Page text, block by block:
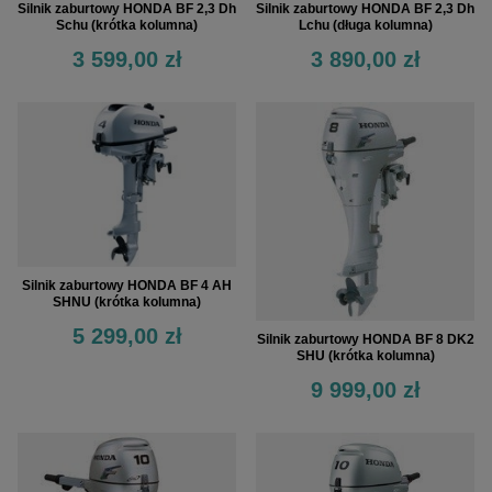
Silnik zaburtowy HONDA BF 2,3 Dh
Schu (krótka kolumna)
3 599,00 zł
Silnik zaburtowy HONDA BF 2,3 Dh
Lchu (długa kolumna)
3 890,00 zł
Silnik zaburtowy HONDA BF 4 AH
SHNU (krótka kolumna)
5 299,00 zł
Silnik zaburtowy HONDA BF 8 DK2
SHU (krótka kolumna)
9 999,00 zł